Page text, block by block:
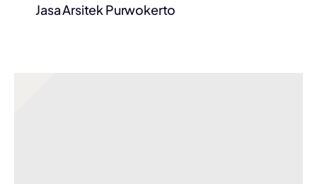
Jasa Arsitek Purwokerto